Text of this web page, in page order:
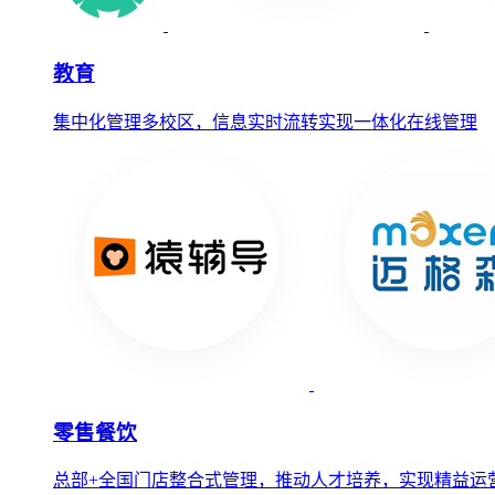
教育
集中化管理多校区，信息实时流转实现一体化在线管理
零售餐饮
总部+全国门店整合式管理，推动人才培养，实现精益运